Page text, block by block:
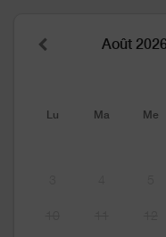
Août
Lu Ma Me